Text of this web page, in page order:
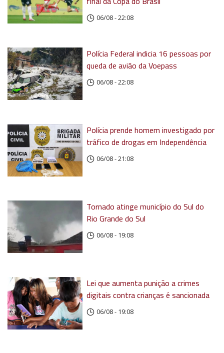
06/08 - 22:08
Polícia Federal indicia 16 pessoas por
queda de avião da Voepass
06/08 - 22:08
Polícia prende homem investigado por
tráfico de drogas em Independência
06/08 - 21:08
Tornado atinge município do Sul do
Rio Grande do Sul
06/08 - 19:08
Lei que aumenta punição a crimes
digitais contra crianças é sancionada
06/08 - 19:08